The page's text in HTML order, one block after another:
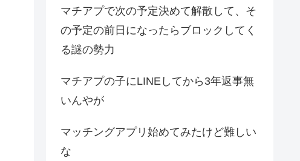
マチアプで次の予定決めて解散して、そ
の予定の前日になったらブロックしてく
る謎の勢力
マチアプの子にLINEしてから3年返事無
いんやが
マッチングアプリ始めてみたけど難しい
な